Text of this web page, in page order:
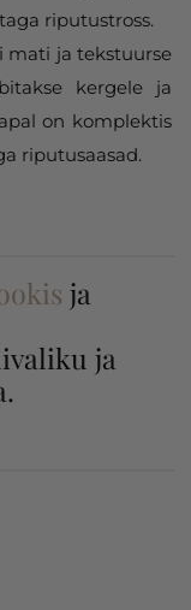
riputustross.
mati ja tekstuurse
kergele ja
on komplektis
riputusaasad.
ja
ja